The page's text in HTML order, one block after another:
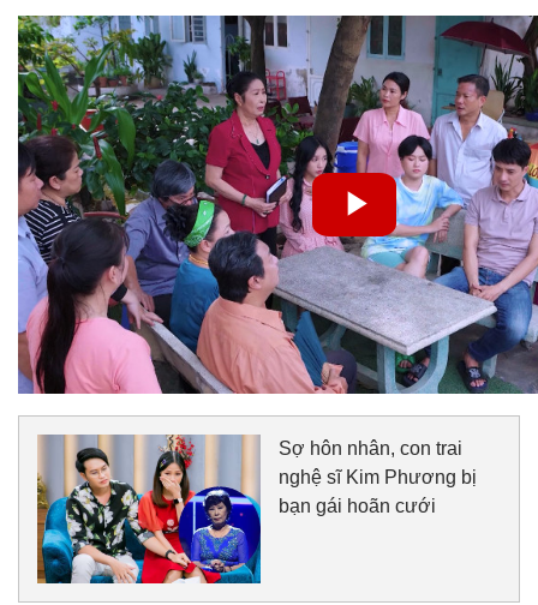
Sợ hôn nhân, con trai
nghệ sĩ Kim Phương bị
bạn gái hoãn cưới